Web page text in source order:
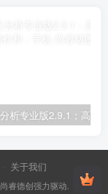
关于我们
尚睿德创强力驱动.